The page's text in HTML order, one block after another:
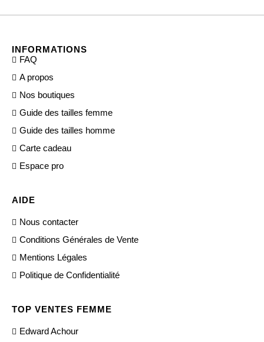
INFORMATIONS
FAQ
A propos
Nos boutiques
Guide des tailles femme
Guide des tailles homme
Carte cadeau
Espace pro
AIDE
Nous contacter
Conditions Générales de Vente
Mentions Légales
Politique de Confidentialité
TOP VENTES FEMME
Edward Achour